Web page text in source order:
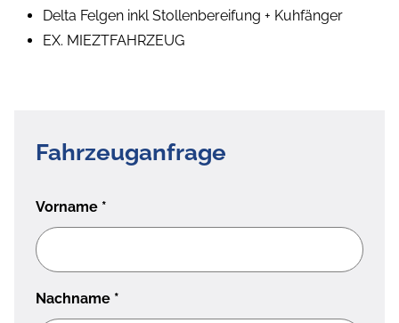
Delta Felgen inkl Stollenbereifung + Kuhfänger
EX. MIEZTFAHRZEUG
Fahrzeuganfrage
Vorname *
Nachname *